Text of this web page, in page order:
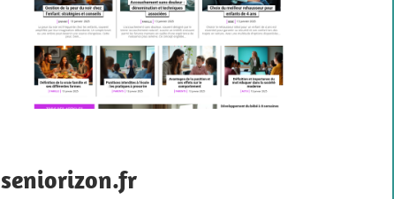
seniorizon.fr